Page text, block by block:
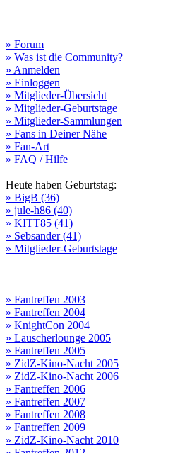
» Forum
» Was ist die Community?
» Anmelden
» Einloggen
» Mitglieder-Übersicht
» Mitglieder-Geburtstage
» Mitglieder-Sammlungen
» Fans in Deiner Nähe
» Fan-Art
» FAQ / Hilfe
Heute haben Geburtstag:
» BigB (36)
» jule-h86 (40)
» KITT85 (41)
» Sebsander (41)
» Mitglieder-Geburtstage
» Fantreffen 2003
» Fantreffen 2004
» KnightCon 2004
» Lauscherlounge 2005
» Fantreffen 2005
» ZidZ-Kino-Nacht 2005
» ZidZ-Kino-Nacht 2006
» Fantreffen 2006
» Fantreffen 2007
» Fantreffen 2008
» Fantreffen 2009
» ZidZ-Kino-Nacht 2010